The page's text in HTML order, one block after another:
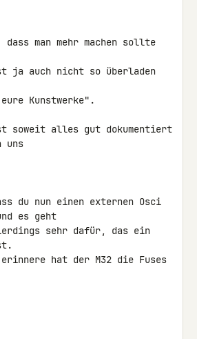
man mehr machen sollte
ja auch nicht so überladen
Kunstwerke".
soweit alles gut dokumentiert
uns
du nun einen externen Osci
es geht
sehr dafür, das ein
hat der M32 die Fuses